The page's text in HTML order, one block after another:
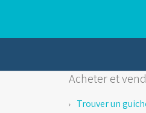
Acheter et
Trouver un